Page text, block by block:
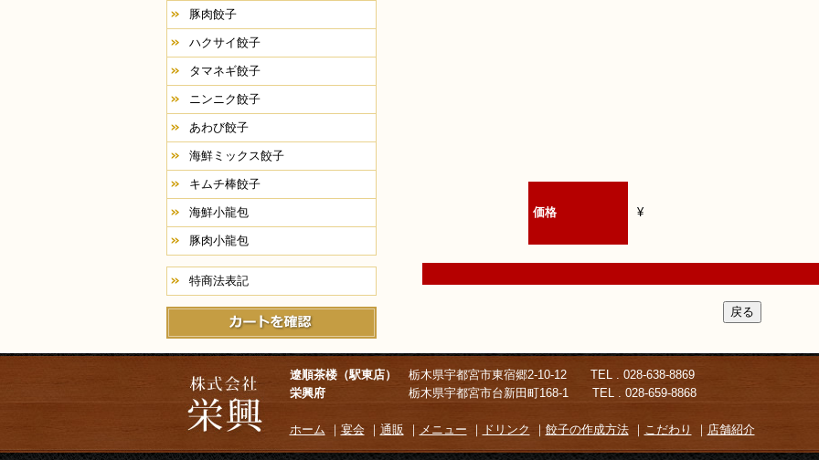
豚肉餃子
ハクサイ餃子
タマネギ餃子
ニンニク餃子
あわび餃子
海鮮ミックス餃子
キムチ棒餃子
海鮮小龍包
豚肉小龍包
特商法表記
価格 ¥
遼順茶楼（駅東店）
栃木県宇都宮市東宿郷2-10-12 TEL . 028-638-8869
栄興府栃木県宇都宮市台新田町168-1 TEL . 028-659-8868
ホーム ｜ 宴会｜ 通販 ｜ メニュー ｜ ドリンク ｜ 餃子の作成方法｜ こだわり ｜ 店舗紹介